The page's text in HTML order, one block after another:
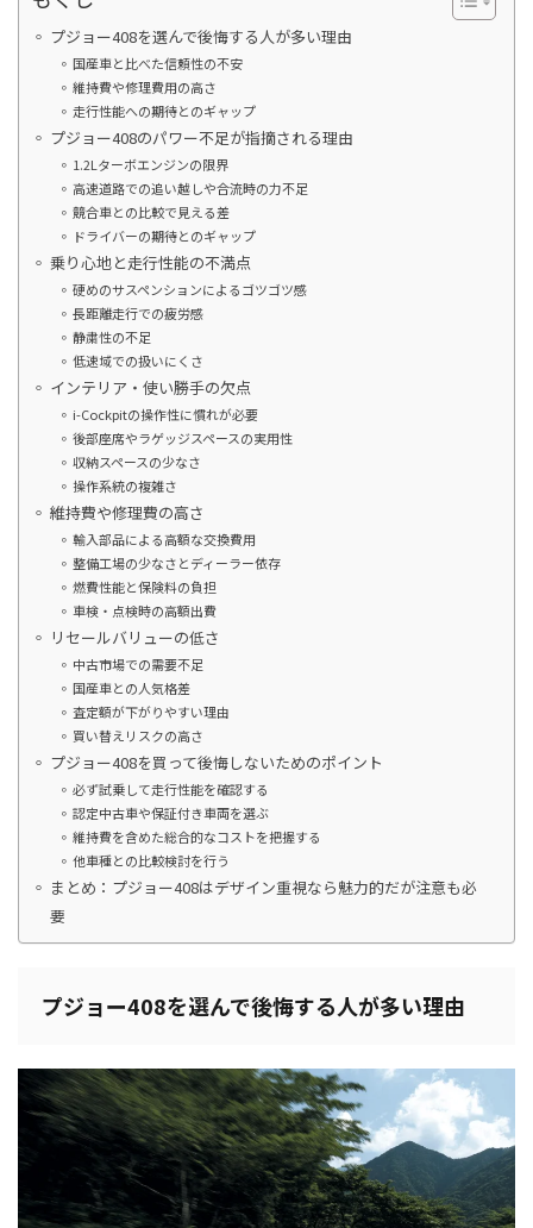
プジョー408を選んで後悔する人が多い理由
国産車と比べた信頼性の不安
維持費や修理費用の高さ
走行性能への期待とのギャップ
プジョー408のパワー不足が指摘される理由
1.2Lターボエンジンの限界
高速道路での追い越しや合流時の力不足
競合車との比較で見える差
ドライバーの期待とのギャップ
乗り心地と走行性能の不満点
硬めのサスペンションによるゴツゴツ感
長距離走行での疲労感
静粛性の不足
低速域での扱いにくさ
インテリア・使い勝手の欠点
i-Cockpitの操作性に慣れが必要
後部座席やラゲッジスペースの実用性
収納スペースの少なさ
操作系統の複雑さ
維持費や修理費の高さ
輸入部品による高額な交換費用
整備工場の少なさとディーラー依存
燃費性能と保険料の負担
車検・点検時の高額出費
リセールバリューの低さ
中古市場での需要不足
国産車との人気格差
査定額が下がりやすい理由
買い替えリスクの高さ
プジョー408を買って後悔しないためのポイント
必ず試乗して走行性能を確認する
認定中古車や保証付き車両を選ぶ
維持費を含めた総合的なコストを把握する
他車種との比較検討を行う
まとめ：プジョー408はデザイン重視なら魅力的だが注意も必
要
プジョー408を選んで後悔する人が多い理由